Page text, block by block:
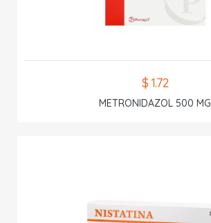
$ 1.72
METRONIDAZOL 500 MG